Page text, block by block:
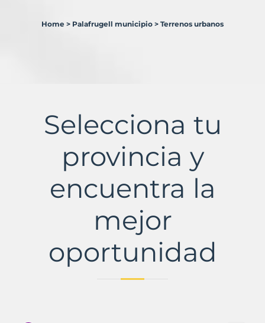
Murbalands
Home > Palafrugell municipio > Terrenos urbanos
Selecciona tu
provincia y
encuentra la
mejor
oportunidad